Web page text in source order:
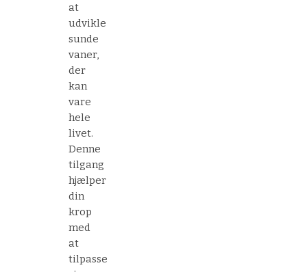
at
udvikle
sunde
vaner,
der
kan
vare
hele
livet.
Denne
tilgang
hjælper
din
krop
med
at
tilpasse